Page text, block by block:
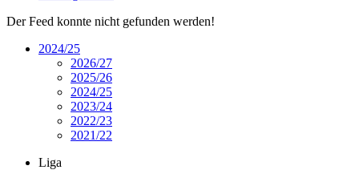
Der Feed konnte nicht gefunden werden!
2024/25
2026/27
2025/26
2024/25
2023/24
2022/23
2021/22
Liga